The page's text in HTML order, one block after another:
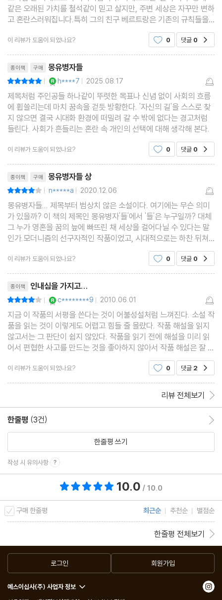
같은 오래된 가치를 철석같이 믿고 살지만, 주변 세상은 자꾸만 변하
고 혼란스러워집니다.특히 그의 친구 베르트랑은 기존의 규칙들을
비웃으며 파제노프를 흔들어 놓죠. 이 책은 한마디로 '몽유병자'라는
제목처럼 예것과 새것 사이에 무엇이 옳은지
이 리뷰가 도움이 되었나요? 0 댓글 0
종이책 구매 몽유병자들
| h****7 | 2025.08.17
제목처럼 주인공들 하나같이 뚜렷한 목표나 신념 없이 사회의 흐름
에 휩쓸리는데 마치 꿈속을 걷듯 방황한다. '자신의 길'을 스스로 찾
지 않으면 결국 시대화 환경에 떠밀려 갈 수 밖에 없다는 경고처럼
들린다. 사회가 흔들리는 혼란 속 개인의 선택에 대해 생각해 본다.
이 리뷰가 도움이 되었나요? 0 댓글 0
종이책 구매 몽유병자들 상
| n*****a | 2020.12.06
몽유병자들... 제목부터 범상치 않은 소설이다. 여기에는 무슨 의미
가 있을까? 이 책의 제목인 몽유병자'들'에서 '들'은 누구일까? 대체
그 누가 영혼을 꿈의 늪에 빠뜨린 채 세상을 걸어다닐 수 있다는 말
인가.모더니즘의 선구자적인 작품이었고, 시대적으로는 하찬 뒤쳐
진 고전이지만 나에게는 아직 이른 작품이라고 생각한다. 나중에 다
시 한 번 읽어본다면, 그 때가 되어서야 제대로
이 리뷰가 도움이 되었나요? 0 댓글 0
종이책 인내심을 가지고...
| c********9 | 2010.06.01
지금 이 작품의 서평을 쓴다는 것이 어불성설처럼 느껴진다. 소설 작
품을 읽는 것이 이렇게도 어렵고 힘들 줄 몰랐다. 작품 해설을 읽지
않고서는 그 판단이 쉽지 않았다. 작품을 읽기 전에 해설을 미리 읽
어서 편협한 사고를 만드는 것을 좋아하지 않아서 작품 해설은 잘 읽
지 않는다. 작품을 읽은 후에도 해설은 읽지 않는 것이 습관이다. 이
번만은 살짝 해설을 펼쳐 읽어본다. 하지
이 리뷰가 도움이 되었나요? 0 댓글 2
리뷰 전체보기
한줄평 (3건)
한줄평 쓰기
작성 시 유의사항
10.0 / 10.0
구매 한줄평 최근순 추천순 별점순
한줄평 전체보기
로그인 회원가입
예스이십사(주) 사업자 정보